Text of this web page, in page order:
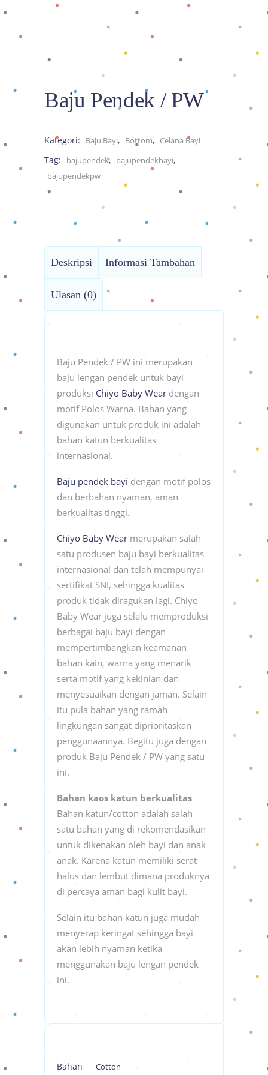
Baju Pendek / PW
Kategori: Baju Bayi, Bottom, Celana Bayi
Tag: bajupendek, bajupendekbayi,
bajupendekpw
Deskripsi Informasi Tambahan
Ulasan (0)
Baju Pendek / PW ini merupakan
baju lengan pendek untuk bayi
produksi Chiyo Baby Wear dengan
motif Polos Warna. Bahan yang
digunakan untuk produk ini adalah
bahan katun berkualitas
internasional.
Baju pendek bayi dengan motif polos
dan berbahan nyaman, aman
berkualitas tinggi.
Chiyo Baby Wear merupakan salah
satu produsen baju bayi berkualitas
internasional dan telah mempunyai
sertifikat SNI, sehingga kualitas
produk tidak diragukan lagi. Chiyo
Baby Wear juga selalu memproduksi
berbagai baju bayi dengan
mempertimbangkan keamanan
bahan kain, warna yang menarik
serta motif yang kekinian dan
menyesuaikan dengan jaman. Selain
itu pula bahan yang ramah
lingkungan sangat diprioritaskan
penggunaannya. Begitu juga dengan
produk Baju Pendek / PW yang satu
ini.
Bahan kaos katun berkualitas
Bahan katun/cotton adalah salah
satu bahan yang di rekomendasikan
untuk dikenakan oleh bayi dan anak
anak. Karena katun memiliki serat
halus dan lembut dimana produknya
di percaya aman bagi kulit bayi.
Selain itu bahan katun juga mudah
menyerap keringat sehingga bayi
akan lebih nyaman ketika
menggunakan baju lengan pendek
ini.
Bahan Cotton